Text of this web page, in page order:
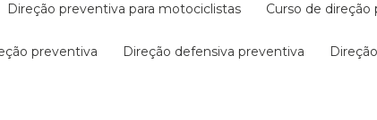
direção preventiva para motociclistas curso de
preventiva direção defensiva preventiva